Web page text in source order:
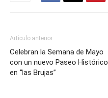
Artículo anterior
Celebran la Semana de Mayo
con un nuevo Paseo Histórico
en “las Brujas”